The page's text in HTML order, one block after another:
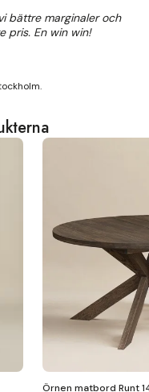
bättre marginaler och
pris. En win win!
Örnen matbord Runt